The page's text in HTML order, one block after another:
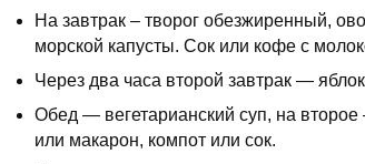
На завтрак – творог обезжиренный,
морской капусты. Сок или кофе с
Через два часа второй завтрак —
Обед — вегетарианский суп, на
или макарон, компот или сок.